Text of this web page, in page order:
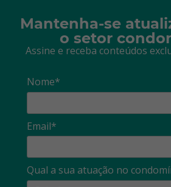
Mantenha-se
o setor
Assine e receba conteúdos
Nome*
Email*
Qual a sua atuação no